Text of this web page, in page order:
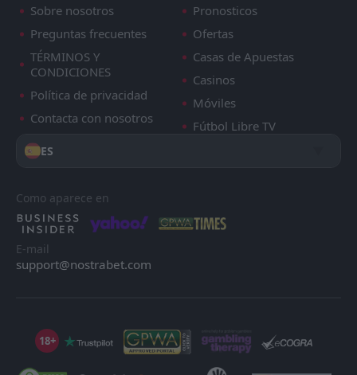
Sobre nosotros
Preguntas frecuentes
TÉRMINOS Y
CONDICIONES
Política de privacidad
Contacta con nosotros
Pronosticos
Ofertas
Casas de Apuestas
Casinos
Móviles
Fútbol Libre TV
ES
Como aparece en
E-mail
support@nostrabet.com
18+